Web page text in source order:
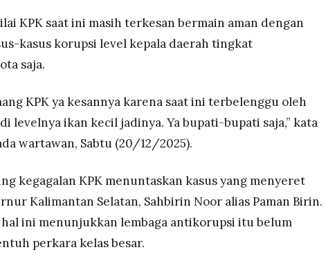
KPK saat ini masih terkesan bermain aman dengan
kasus korupsi level kepala daerah tingkat
saja.
KPK ya kesannya karena saat ini terbelenggu oleh
levelnya ikan kecil jadinya. Ya bupati-bupati saja,” kata
wartawan, Sabtu (20/12/2025).
kegagalan KPK menuntaskan kasus yang menyeret
Kalimantan Selatan, Sahbirin Noor alias Paman Birin.
ini menunjukkan lembaga antikorupsi itu belum
perkara kelas besar.